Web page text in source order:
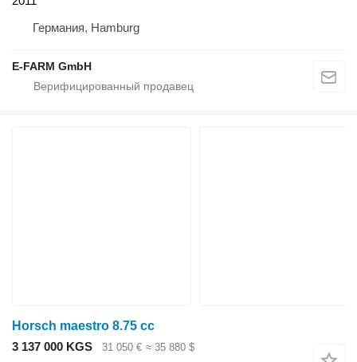
Германия, Hamburg
E-FARM GmbH
Horsch maestro 8.75 cc
3 137 000 KGS
31 050 € ≈ 35 880 $